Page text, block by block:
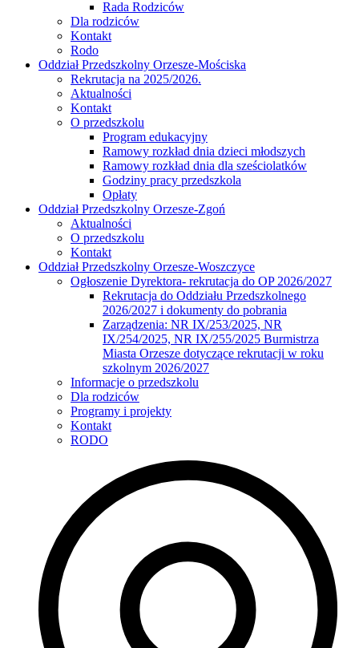
Rada Rodziców
Dla rodziców
Kontakt
Rodo
Oddział Przedszkolny Orzesze-Mościska
Rekrutacja na 2025/2026.
Aktualności
Kontakt
O przedszkolu
Program edukacyjny
Ramowy rozkład dnia dzieci młodszych
Ramowy rozkład dnia dla sześciolatków
Godziny pracy przedszkola
Opłaty
Oddział Przedszkolny Orzesze-Zgoń
Aktualności
O przedszkolu
Kontakt
Oddział Przedszkolny Orzesze-Woszczyce
Ogłoszenie Dyrektora- rekrutacja do OP 2026/2027
Rekrutacja do Oddziału Przedszkolnego
2026/2027 i dokumenty do pobrania
Zarządzenia: NR IX/253/2025, NR
IX/254/2025, NR IX/255/2025 Burmistrza
Miasta Orzesze dotyczące rekrutacji w roku
szkolnym 2026/2027
Informacje o przedszkolu
Dla rodziców
Programy i projekty
Kontakt
RODO